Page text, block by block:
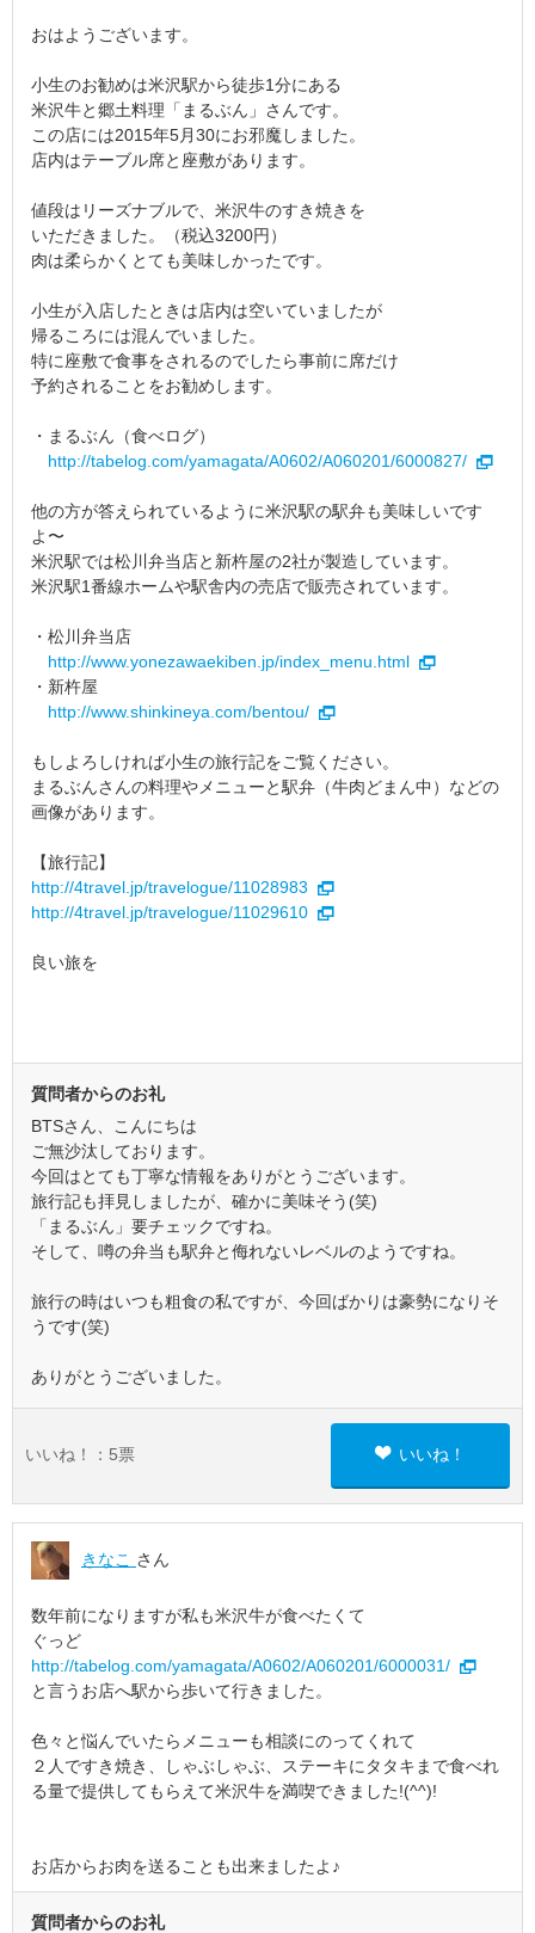
おはようございます。
小生のお勧めは米沢駅から徒歩1分にある
米沢牛と郷土料理「まるぶん」さんです。
この店には2015年5月30にお邪魔しました。
店内はテーブル席と座敷があります。
値段はリーズナブルで、米沢牛のすき焼きを
いただきました。（税込3200円）
肉は柔らかくとても美味しかったです。
小生が入店したときは店内は空いていましたが
帰るころには混んでいました。
特に座敷で食事をされるのでしたら事前に席だけ
予約されることをお勧めします。
・まるぶん（食べログ）
http://tabelog.com/yamagata/A0602/A060201/6000827/
他の方が答えられているように米沢駅の駅弁も美味しいです
よ〜
米沢駅では松川弁当店と新杵屋の2社が製造しています。
米沢駅1番線ホームや駅舎内の売店で販売されています。
・松川弁当店
http://www.yonezawaekiben.jp/index_menu.html
・新杵屋
http://www.shinkineya.com/bentou/
もしよろしければ小生の旅行記をご覧ください。
まるぶんさんの料理やメニューと駅弁（牛肉どまん中）などの
画像があります。
【旅行記】
http://4travel.jp/travelogue/11028983
http://4travel.jp/travelogue/11029610
良い旅を
質問者からのお礼
BTSさん、こんにちは
ご無沙汰しております。
今回はとても丁寧な情報をありがとうございます。
旅行記も拝見しましたが、確かに美味そう(笑)
「まるぶん」要チェックですね。
そして、噂の弁当も駅弁と侮れないレベルのようですね。
旅行の時はいつも粗食の私ですが、今回ばかりは豪勢になりそ
うです(笑)
ありがとうございました。
いいね！： 5票 いいね！
きなこ さん
数年前になりますが私も米沢牛が食べたくて
ぐっど
http://tabelog.com/yamagata/A0602/A060201/6000031/
と言うお店へ駅から歩いて行きました。
色々と悩んでいたらメニューも相談にのってくれて
２人ですき焼き、しゃぶしゃぶ、ステーキにタタキまで食べれ
る量で提供してもらえて米沢牛を満喫できました!(^^)!
お店からお肉を送ることも出来ましたよ♪
質問者からのお礼